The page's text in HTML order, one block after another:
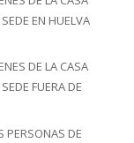
EN HUELVA
DE LA CASA
FUERA DE
PERSONAS DE